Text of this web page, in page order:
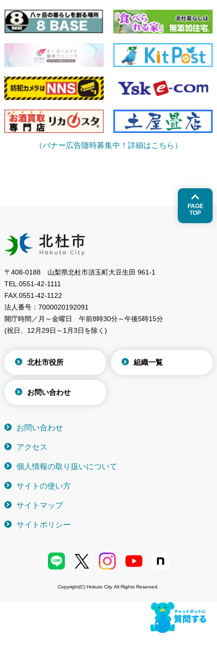
（バナー広告随時募集中！詳細はこちら）
PAGE
TOP
〒408-0188 山梨県北杜市須玉町大豆生田 961-1
TEL. 0551-42-1111
FAX. 0551-42-1122
法人番号： 7000020192091
開庁時間／月～金曜日
午前8時30分～午後5時15分
(祝日、12月29日～1月3日を除く)
北杜市役所 組織一覧
お問い合わせ
お問い合わせ
アクセス
個人情報の取り扱いについて
サイトの使い方
サイトマップ
サイトポリシー
Copyright(C) Hokuto City All Rights Reserved.